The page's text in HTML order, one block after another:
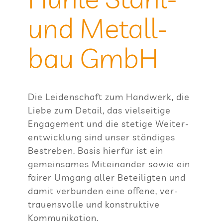
und Metall­
bau GmbH
Die Lei­den­schaft zum Hand­werk, die
Liebe zum Detail, das viel­sei­tige
Enga­ge­ment und die ste­tige Wei­ter­
ent­wick­lung sind unser stän­di­ges
Bestre­ben. Basis hier­für ist ein
gemein­sa­mes Mit­ein­an­der sowie ein
fai­rer Umgang aller Betei­lig­ten und
damit ver­bun­den eine offene, ver­
trau­ens­volle und kon­struk­tive
Kommunikation.